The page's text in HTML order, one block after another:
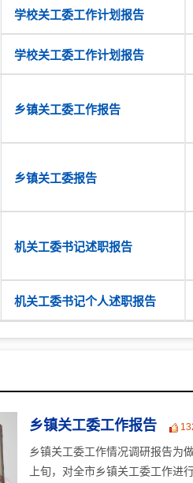
学校关工委工作计划报告
学校关工委工作计划报告
乡镇关工委工作报告
乡镇关工委报告
机关工委书记述职报告
机关工委书记个人述职报告
乡镇关工委工作报告
乡镇关工委工作情况调研报告为
上旬，对全市乡镇关工委工作进